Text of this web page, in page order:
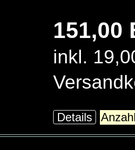
151,00
inkl.
Details